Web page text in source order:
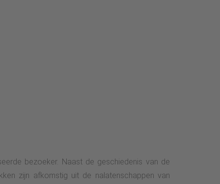
bezoeker. Naast de geschiedenis van de
zijn afkomstig uit de nalatenschappen van